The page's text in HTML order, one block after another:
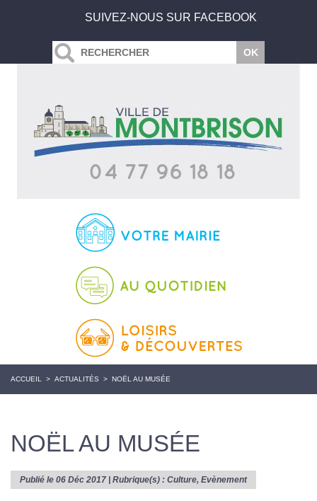
SUIVEZ-NOUS SUR FACEBOOK
ACCUEIL > ACTUALITÉS > NOËL AU MUSÉE
NOËL AU MUSÉE
Publié le 06 Déc 2017 | Rubrique(s) : Culture, Evènement